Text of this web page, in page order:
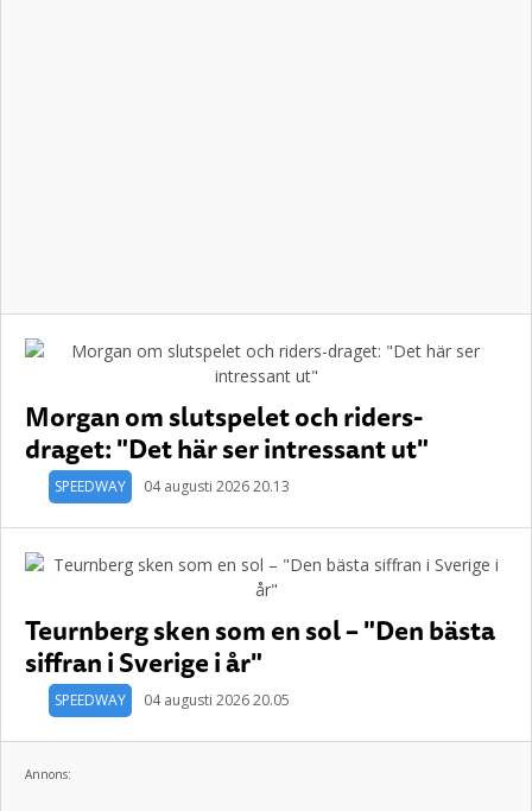
Morgan om slutspelet och riders-
draget: "Det här ser intressant ut"
SPEEDWAY 04 augusti 2026 20.13
Teurnberg sken som en sol – "Den bästa
siffran i Sverige i år"
SPEEDWAY 04 augusti 2026 20.05
Annons: